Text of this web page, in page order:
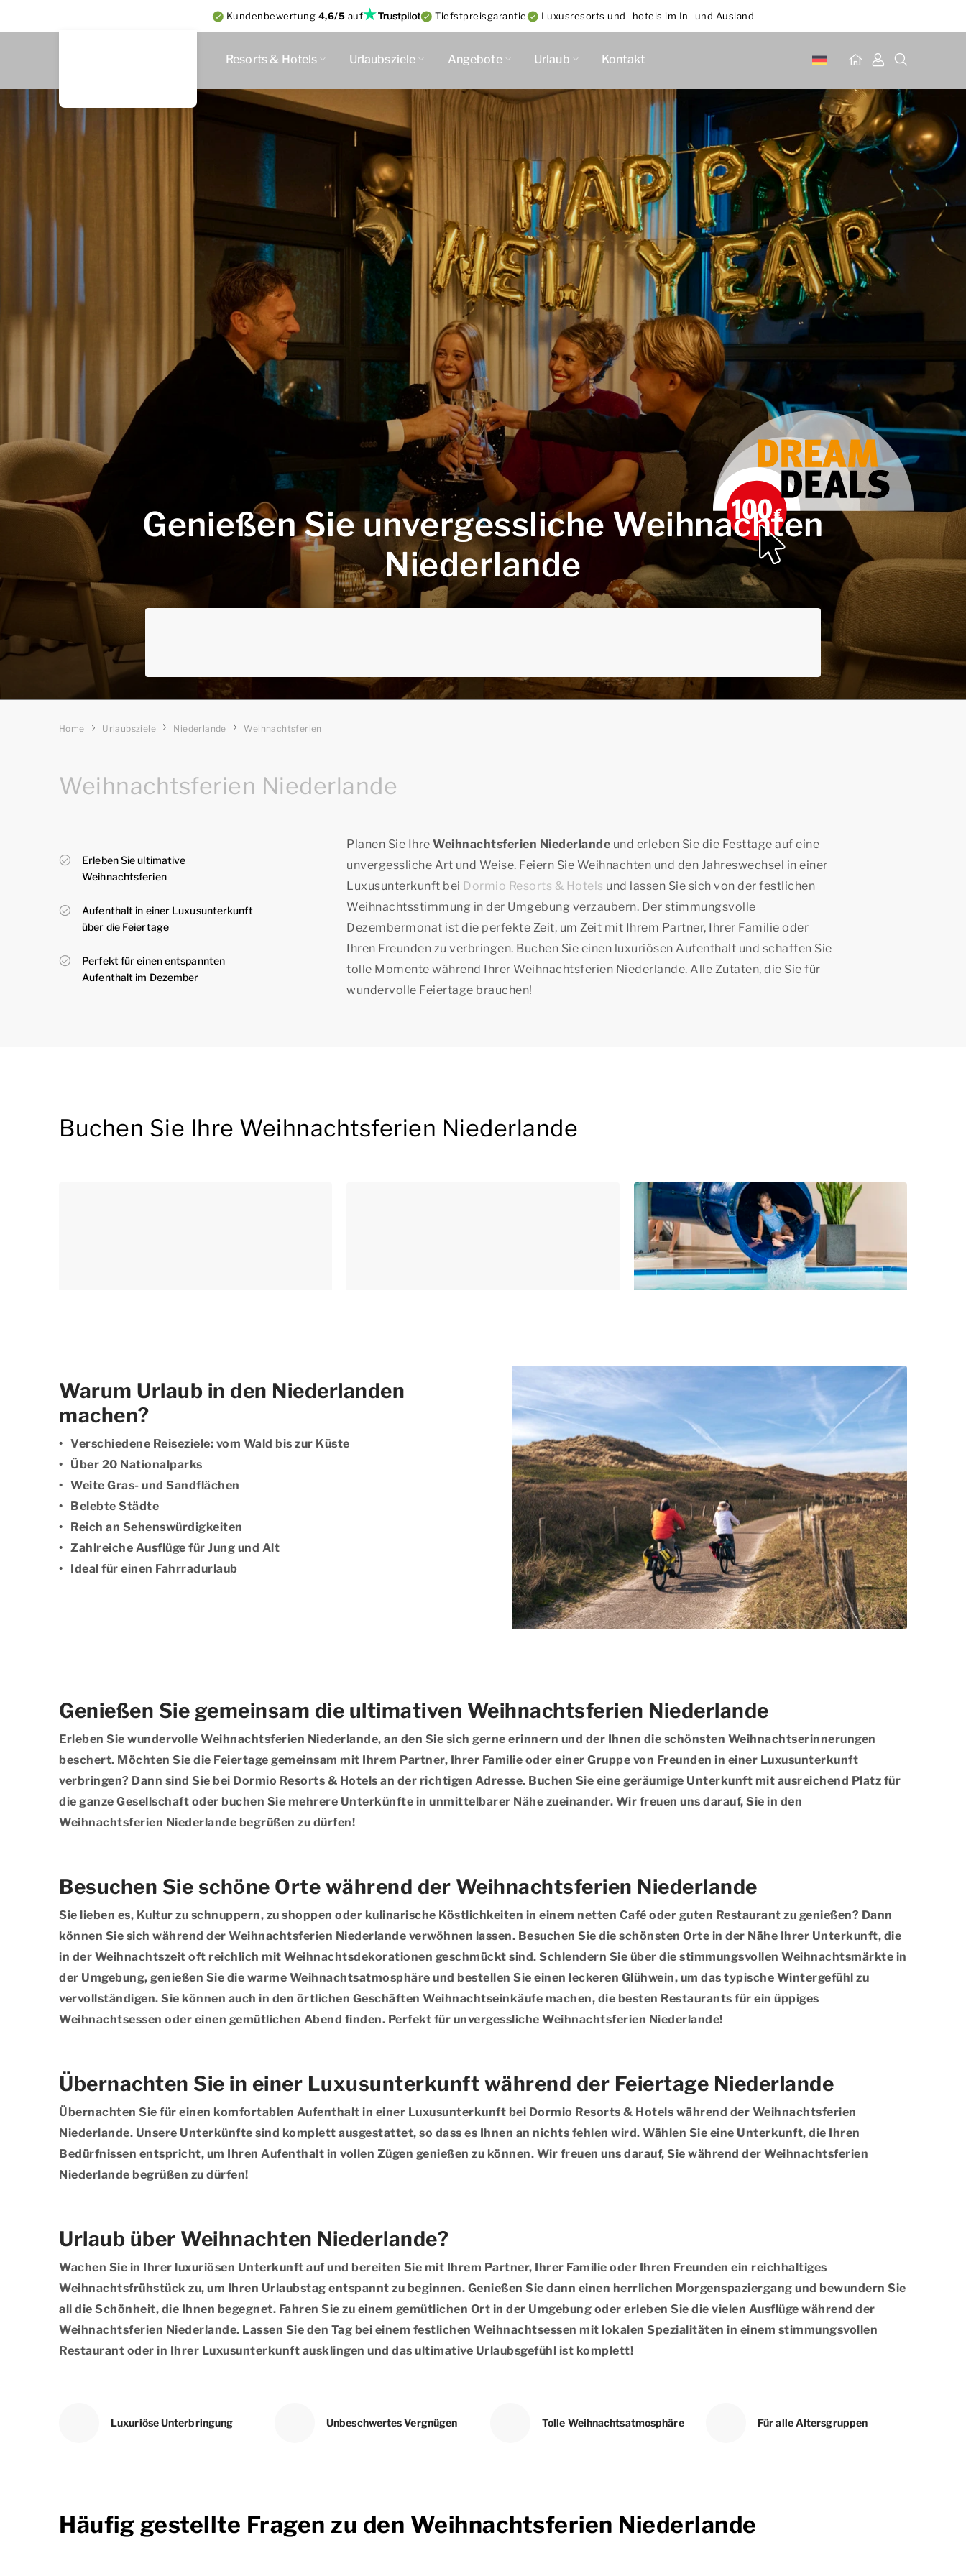
Kundenbewertung 4,6/5 auf Tiefstpreisgarantie Luxusresorts und -hotels im In- und Ausland
Resorts & Hotels Urlaubsziele Angebote Urlaub Kontakt
Genießen Sie unvergessliche Weihnachten
Niederlande
Home Urlaubsziele Niederlande Weihnachtsferien
Weihnachtsferien Niederlande
Erleben Sie ultimative
Weihnachtsferien
Aufenthalt in einer Luxusunterkunft
über die Feiertage
Perfekt für einen entspannten
Aufenthalt im Dezember
Planen Sie Ihre Weihnachtsferien Niederlande und erleben Sie die Festtage auf eine
unvergessliche Art und Weise. Feiern Sie Weihnachten und den Jahreswechsel in einer
Luxusunterkunft bei Dormio Resorts & Hotels und lassen Sie sich von der festlichen
Weihnachtsstimmung in der Umgebung verzaubern. Der stimmungsvolle
Dezembermonat ist die perfekte Zeit, um Zeit mit Ihrem Partner, Ihrer Familie oder
Ihren Freunden zu verbringen. Buchen Sie einen luxuriösen Aufenthalt und schaffen Sie
tolle Momente während Ihrer Weihnachtsferien Niederlande. Alle Zutaten, die Sie für
wundervolle Feiertage brauchen!
Buchen Sie Ihre Weihnachtsferien Niederlande
Warum Urlaub in den Niederlanden
machen?
Verschiedene Reiseziele: vom Wald bis zur Küste
Über 20 Nationalparks
Weite Gras- und Sandflächen
Belebte Städte
Reich an Sehenswürdigkeiten
Zahlreiche Ausflüge für Jung und Alt
Ideal für einen Fahrradurlaub
Genießen Sie gemeinsam die ultimativen Weihnachtsferien Niederlande
Erleben Sie wundervolle Weihnachtsferien Niederlande, an den Sie sich gerne erinnern und der Ihnen die schönsten Weihnachtserinnerungen
beschert. Möchten Sie die Feiertage gemeinsam mit Ihrem Partner, Ihrer Familie oder einer Gruppe von Freunden in einer Luxusunterkunft
verbringen? Dann sind Sie bei Dormio Resorts & Hotels an der richtigen Adresse. Buchen Sie eine geräumige Unterkunft mit ausreichend Platz für
die ganze Gesellschaft oder buchen Sie mehrere Unterkünfte in unmittelbarer Nähe zueinander. Wir freuen uns darauf, Sie in den
Weihnachtsferien Niederlande begrüßen zu dürfen!
Besuchen Sie schöne Orte während der Weihnachtsferien Niederlande
Sie lieben es, Kultur zu schnuppern, zu shoppen oder kulinarische Köstlichkeiten in einem netten Café oder guten Restaurant zu genießen? Dann
können Sie sich während der Weihnachtsferien Niederlande verwöhnen lassen. Besuchen Sie die schönsten Orte in der Nähe Ihrer Unterkunft, die
in der Weihnachtszeit oft reichlich mit Weihnachtsdekorationen geschmückt sind. Schlendern Sie über die stimmungsvollen Weihnachtsmärkte in
der Umgebung, genießen Sie die warme Weihnachtsatmosphäre und bestellen Sie einen leckeren Glühwein, um das typische Wintergefühl zu
vervollständigen. Sie können auch in den örtlichen Geschäften Weihnachtseinkäufe machen, die besten Restaurants für ein üppiges
Weihnachtsessen oder einen gemütlichen Abend finden. Perfekt für unvergessliche Weihnachtsferien Niederlande!
Übernachten Sie in einer Luxusunterkunft während der Feiertage Niederlande
Übernachten Sie für einen komfortablen Aufenthalt in einer Luxusunterkunft bei Dormio Resorts & Hotels während der Weihnachtsferien
Niederlande. Unsere Unterkünfte sind komplett ausgestattet, so dass es Ihnen an nichts fehlen wird. Wählen Sie eine Unterkunft, die Ihren
Bedürfnissen entspricht, um Ihren Aufenthalt in vollen Zügen genießen zu können. Wir freuen uns darauf, Sie während der Weihnachtsferien
Niederlande begrüßen zu dürfen!
Urlaub über Weihnachten Niederlande?
Wachen Sie in Ihrer luxuriösen Unterkunft auf und bereiten Sie mit Ihrem Partner, Ihrer Familie oder Ihren Freunden ein reichhaltiges
Weihnachtsfrühstück zu, um Ihren Urlaubstag entspannt zu beginnen. Genießen Sie dann einen herrlichen Morgenspaziergang und bewundern Sie
all die Schönheit, die Ihnen begegnet. Fahren Sie zu einem gemütlichen Ort in der Umgebung oder erleben Sie die vielen Ausflüge während der
Weihnachtsferien Niederlande. Lassen Sie den Tag bei einem festlichen Weihnachtsessen mit lokalen Spezialitäten in einem stimmungsvollen
Restaurant oder in Ihrer Luxusunterkunft ausklingen und das ultimative Urlaubsgefühl ist komplett!
Luxuriöse Unterbringung Unbeschwertes Vergnügen Tolle Weihnachtsatmosphäre Für alle Altersgruppen
Häufig gestellte Fragen zu den Weihnachtsferien Niederlande